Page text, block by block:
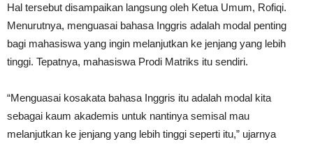
Hal tersebut disampaikan langsung oleh Ketua Umum, Rofiqi.
Menurutnya, menguasai bahasa Inggris adalah modal penting
bagi mahasiswa yang ingin melanjutkan ke jenjang yang lebih
tinggi. Tepatnya, mahasiswa Prodi Matriks itu sendiri.
“Menguasai kosakata bahasa Inggris itu adalah modal kita
sebagai kaum akademis untuk nantinya semisal mau
melanjutkan ke jenjang yang lebih tinggi seperti itu,” ujarnya